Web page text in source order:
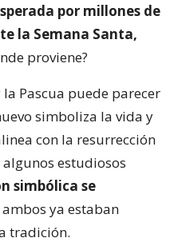
por millones de
la Semana Santa,
proviene?
Pascua puede parecer
simboliza la vida y
con la resurrección
algunos estudiosos
simbólica se
ya estaban
tradición.